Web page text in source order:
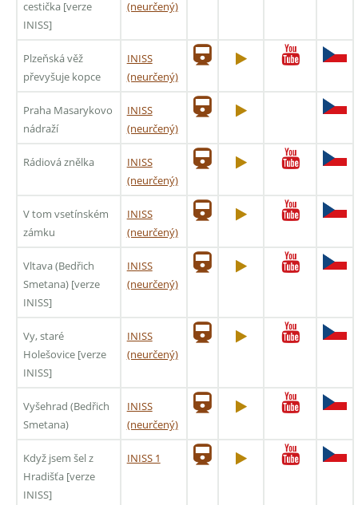
cestička [verze
INISS]
(neurčený)
Plzeňská věž
převyšuje kopce
INISS
(neurčený)
Praha Masarykovo
nádraží
INISS
(neurčený)
Rádiová znělka
INISS
(neurčený)
V tom vsetínském
zámku
INISS
(neurčený)
Vltava (Bedřich
Smetana) [verze
INISS]
INISS
(neurčený)
Vy, staré
Holešovice [verze
INISS]
INISS
(neurčený)
Vyšehrad (Bedřich
Smetana)
INISS
(neurčený)
Když jsem šel z
Hradišťa [verze
INISS]
INISS 1